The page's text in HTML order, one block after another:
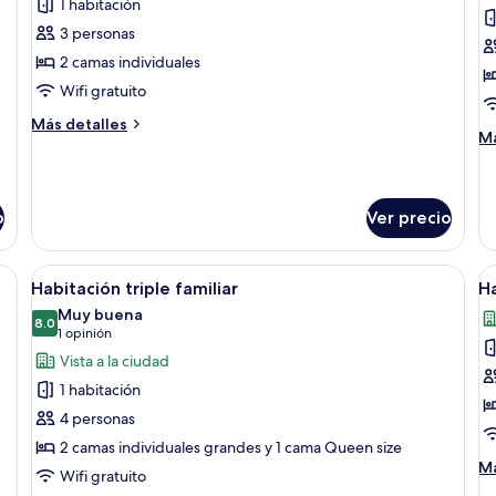
de
Standard
Twin
Room
1 habitación
3 personas
2 camas individuales
Wifi gratuito
Más detalles
Más
Ver precio
2
con
un cabecero de madera, una mesita de noche y una puerta que da a
Abrir
todas
las
fotos
de
Habitación
triple
familiar
Habitación de hotel con dos camas,
8
Habitación triple familiar
8.08.0 de 10
Muy buena
1 opinión
(1
opinión)
Vista a la ciudad
1 habitación
4 personas
2 camas individuales grandes y 1 cama Queen size
Wifi gratuito